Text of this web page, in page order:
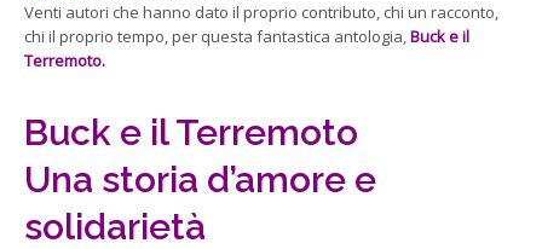
Venti autori che hanno dato il proprio contributo, chi un racconto,
chi il proprio tempo, per questa fantastica antologia,Buck e il
Terremoto.
Buck e il Terremoto
Una storia d’amore e
solidarietà